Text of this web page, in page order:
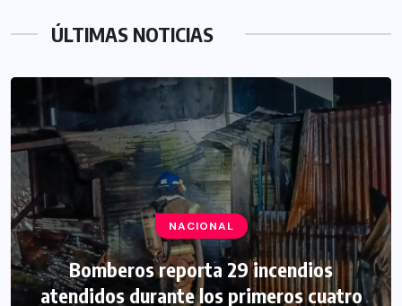
ÚLTIMAS NOTICIAS
NACIONAL
Bomberos reporta 29 incendios
atendidos durante los primeros cuatro